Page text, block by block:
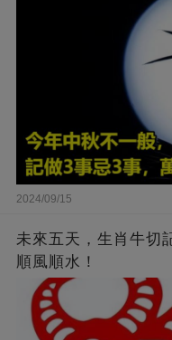
2024/09/15
未來五天，生肖牛切
順風順水！